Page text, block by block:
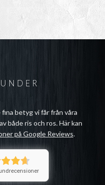
betyg vi får från våra
både ris och ros. Här kan
på Google Reviews.